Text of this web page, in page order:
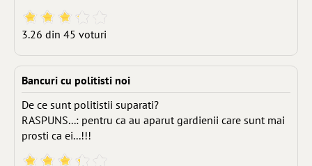
3.26 din 45 voturi
Bancuri cu politisti noi
De ce sunt politistii suparati?
RASPUNS...: pentru ca au aparut gardienii care sunt mai
prosti ca ei...!!!